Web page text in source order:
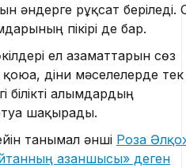
әндерге рұқсат беріледі.
пікірі де бар.
ел азаматтарын сөз
қоюға, діни мәселелерде тек
білікті ғалымдардың
шақырады.
танымал әнші Роза
азаншысы» деген